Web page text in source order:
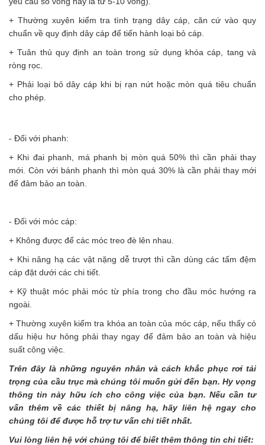
+ Thường xuyên kiểm tra tình trạng dây cáp, căn cứ vào quy
chuẩn về quy định dây cáp để tiến hành loại bỏ cáp.
+ Tuân thủ quy định an toàn trong sử dụng khóa cáp, tang và
ròng rọc.
+ Phải loại bỏ dây cáp khi bị rạn nứt hoặc mòn quá tiêu chuẩn
cho phép.
- Đối với phanh:
+ Khi đai phanh, má phanh bị mòn quá 50% thì cần phải thay
mới. Còn với bánh phanh thì mòn quá 30% là cần phải thay mới
để đảm bảo an toàn.
- Đối với móc cáp:
+ Không được để các móc treo đè lên nhau.
+ Khi nâng hạ các vật nặng dễ trượt thì cần dùng các tấm đệm
cáp đặt dưới các chi tiết.
+ Kỹ thuật móc phải móc từ phía trong cho đầu móc hướng ra
ngoài.
+ Thường xuyên kiểm tra khóa an toàn của móc cáp, nếu thấy có
dấu hiệu hư hỏng phải thay ngay để đảm bảo an toàn và hiệu
suất công việc.
Trên đây là những nguyên nhân và cách khắc phục rơi tải
trọng của cầu trục mà chúng tôi muốn gửi đến bạn. Hy vọng
thông tin này hữu ích cho công việc của bạn. Nếu cần tư
vấn thêm về các thiết bị nâng hạ, hãy liên hệ ngay cho
chúng tôi để được hỗ trợ tư vấn chi tiết nhất.
Vui lòng liên hệ với chúng tôi để biết thêm thông tin chi tiết: